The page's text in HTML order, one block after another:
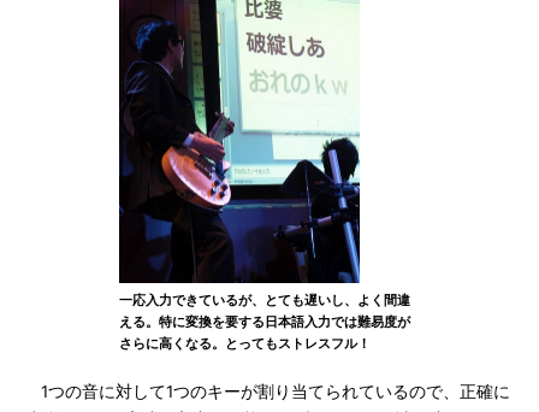
一応入力できているが、とても遅いし、よく間違
える。特に変換を要する日本語入力では難易度が
さらに高くなる。とってもストレスフル！
1つの音に対して1つのキーが割り当てられているので、正確に